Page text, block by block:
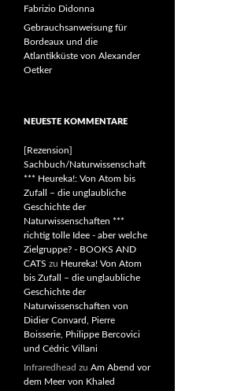
Fabrizio Didonna
Gebrauchsanweisung für
Bordeaux und die
Atlantikküste von Alexander
Oetker
NEUESTE KOMMENTARE
[Rezension]
Sachbuch/Naturwissenschaft
*** Heureka!: Von Atom bis
Zufall – die unglaubliche
Geschichte der
Naturwissenschaften ***
richtig tolle Idee - aber welche
Zielgruppe? - BOOKS AND
CATS zu Heureka! Von Atom
bis Zufall – die unglaubliche
Geschichte der
Naturwissenschaften von
Didier Convard, Pierre
Boisserie, Philippe Bercovici
und Cédric Villani
Infraredhead zu Am Abend vor
dem Meer von Khaled